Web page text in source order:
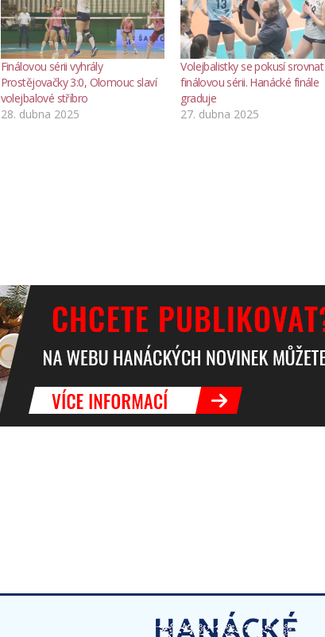
Finálovou sérii vyhrály
Prostějovačky 3:0, Olomouc slaví
volejbalové stříbro
28. dubna 2025
Volejbalistky se pokusí srovnat
finálovou sérii. Hanácké finále
graduje
27. dubna 2025